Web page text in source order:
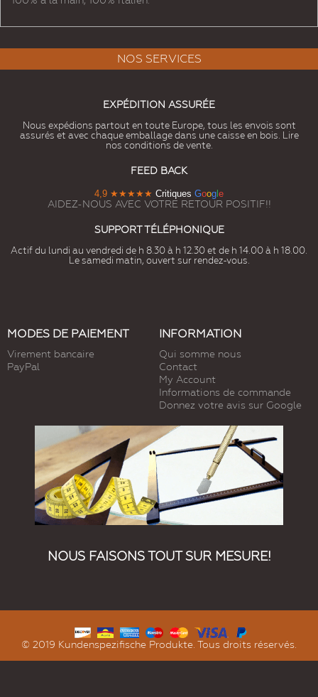
NOS SERVICES
EXPÉDITION ASSURÉE
Nous expédions partout en toute Europe, tous les envois sont
assurés et avec chaque emballage dans une caisse en bois. Lire
nos conditions de vente.
FEED BACK
4,9 ★★★★★ Critiques Goog e
AIDEZ-NOUS AVEC VOTRE RETOUR POSITIF!!
SUPPORT TÉLÉPHONIQUE
Actif du lundi au vendredi de h 8.30 à h 12.30 et de h 14.00 à h 18.00.
Le samedi matin, ouvert sur rendez-vous.
MODES DE PAIEMENT
Virement bancaire
PayPal
INFORMATION
Qui somme nous
Contact
My Account
Informations de commande
Donnez votre avis sur Google
NOUS FAISONS TOUT SUR MESURE!
© 2019 Kundenspezifische Produkte. Tous droits réservés.